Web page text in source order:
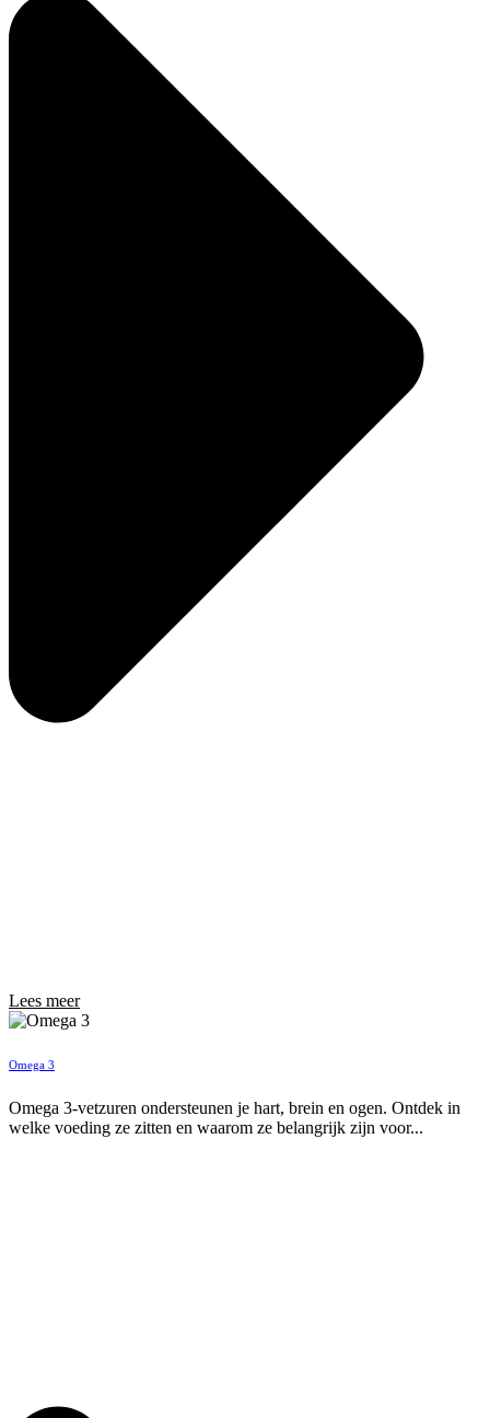
Lees meer
Omega 3
Omega 3-vetzuren ondersteunen je hart, brein en ogen. Ontdek in
welke voeding ze zitten en waarom ze belangrijk zijn voor...